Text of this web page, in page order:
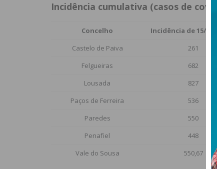
Incidência cumulativa (casos de
Concelho Incidência de 15/07
Castelo de Paiva
261
Felgueiras
682
Lousada
827
Paços de Ferreira
536
Paredes
550
Penafiel
448
Vale do Sousa
550,67